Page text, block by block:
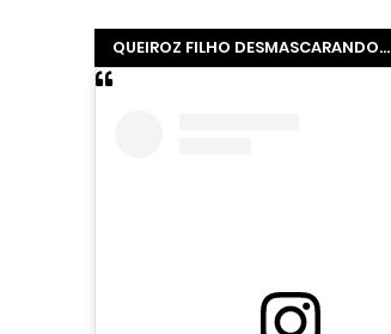
QUEIROZ FILHO DESMASCARANDO...